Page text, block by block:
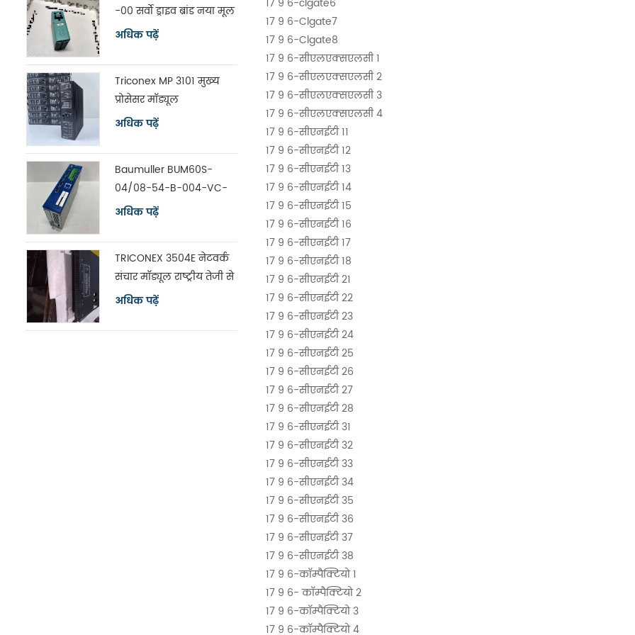
17 9 6-clgate6
17 9 6-Clgate7
17 9 6-Clgate8
17 9 6-सीएलएक्सएलसी 1
17 9 6-सीएलएक्सएलसी 2
17 9 6-सीएलएक्सएलसी 3
17 9 6-सीएलएक्सएलसी 4
17 9 6-सीएनईटी 11
17 9 6-सीएनईटी 12
17 9 6-सीएनईटी 13
17 9 6-सीएनईटी 14
17 9 6-सीएनईटी 15
17 9 6-सीएनईटी 16
17 9 6-सीएनईटी 17
17 9 6-सीएनईटी 18
17 9 6-सीएनईटी 21
17 9 6-सीएनईटी 22
17 9 6-सीएनईटी 23
17 9 6-सीएनईटी 24
17 9 6-सीएनईटी 25
17 9 6-सीएनईटी 26
17 9 6-सीएनईटी 27
17 9 6-सीएनईटी 28
17 9 6-सीएनईटी 31
17 9 6-सीएनईटी 32
17 9 6-सीएनईटी 33
17 9 6-सीएनईटी 34
17 9 6-सीएनईटी 35
17 9 6-सीएनईटी 36
17 9 6-सीएनईटी 37
17 9 6-सीएनईटी 38
17 9 6-कॉम्पैक्टियो 1
17 9 6- कॉम्पैक्टियो 2
17 9 6-कॉम्पैक्टियो 3
17 9 6-कॉम्पैक्टियो 4
-00 सर्वो ड्राइव ब्रांड नया मूल
अधिक पढ़ें
Triconex MP 3101 मुख्य
प्रोसेसर मॉड्यूल
अधिक पढ़ें
Baumuller BUM60S-
04/08-54-B-004-VC-
A0-00-1113-00 सर्वो ड्राइव
अधिक पढ़ें
TRICONEX 3504E नेटवर्क
संचार मॉड्यूल राष्ट्रीय तेजी से
शिपिंग
अधिक पढ़ें